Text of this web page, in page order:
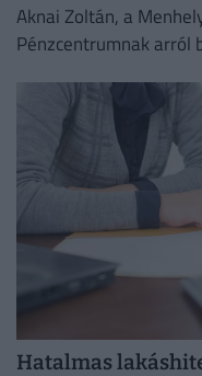
Aknai Zoltán, a
Pénzcentrumnak arról
Hatalmas